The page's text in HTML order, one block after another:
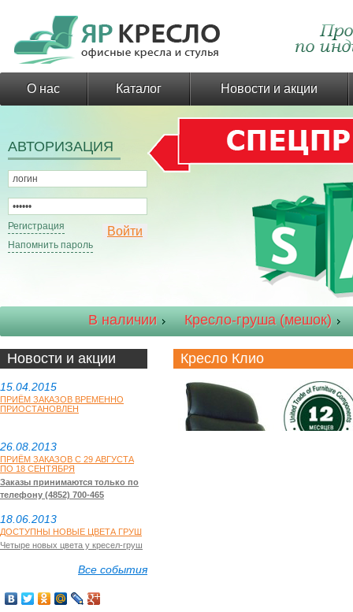
О нас Каталог Новости и акции
АВТОРИЗАЦИЯ
Регистрация
Напомнить пароль
В наличии Кресло-груша (мешок)
Кресло Клио
Новости и акции
15.04.2015
ПРИЁМ ЗАКАЗОВ ВРЕМЕННО
ПРИОСТАНОВЛЕН
26.08.2013
ПРИЁМ ЗАКАЗОВ С 29 АВГУСТА
ПО 18 СЕНТЯБРЯ
Заказы принимаются только по
телефону (4852) 700-465
18.06.2013
ДОСТУПНЫ НОВЫЕ ЦВЕТА ГРУШ
Четыре новых цвета у кресел-груш
Все события